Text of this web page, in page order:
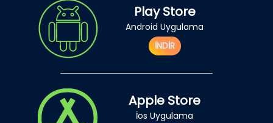
Play Store
Android Uygulama
İNDİR
Apple Store
İos Uygulama